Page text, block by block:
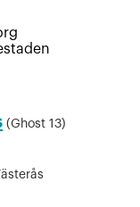
(Ghost 13)